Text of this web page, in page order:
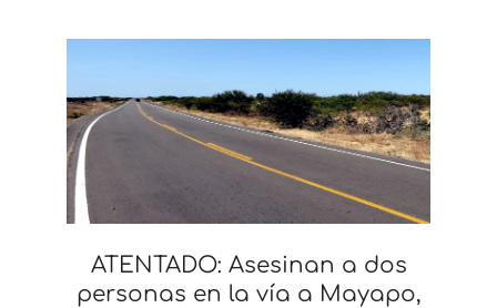
ATENTADO: Asesinan a dos
personas en la vía a Mayapo,